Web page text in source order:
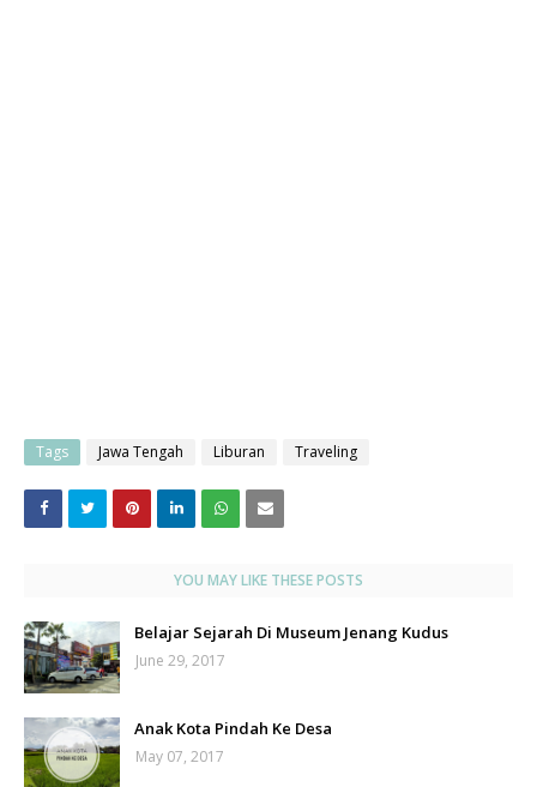
Tags Jawa Tengah Liburan Traveling
YOU MAY LIKE THESE POSTS
Belajar Sejarah Di Museum Jenang Kudus
June 29, 2017
Anak Kota Pindah Ke Desa
May 07, 2017